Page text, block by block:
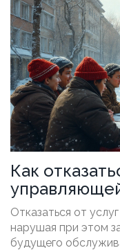
реально платите и
управляющей
Как
правильно?
Отказаться от
нарушая при этом
будущего